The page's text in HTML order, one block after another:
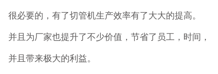
很必要的，有了切管机生产效率有了大大的提高。
并且为厂家也提升了不少价值，节省了员工，时间，
并且带来极大的利益。